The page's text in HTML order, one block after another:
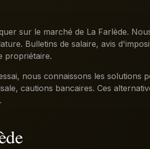
sur le marché de La Farlède.
Bulletins de salaire, avis
propriétaire.
nous connaissons les solutions
cautions bancaires. Ces